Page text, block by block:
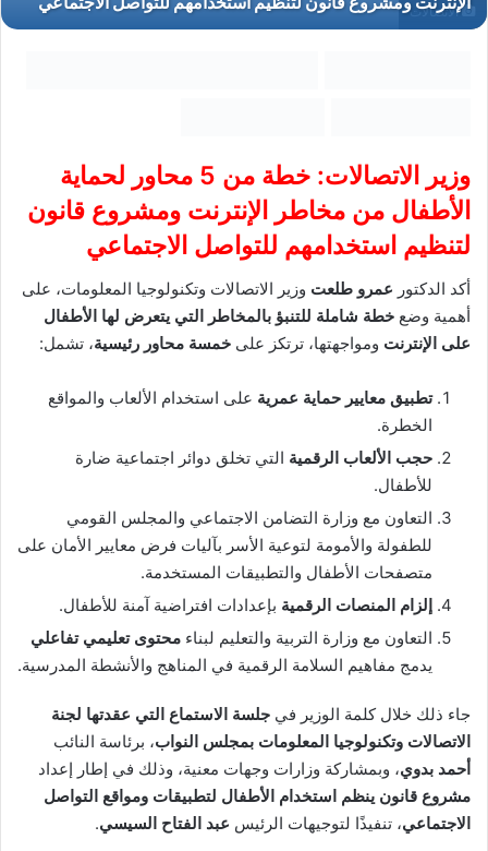
الاتصالات
وزير الاتصالات: خطة من 5 محاور لحماية
الأطفال من مخاطر الإنترنت ومشروع قانون
لتنظيم استخدامهم للتواصل الاجتماعي
أكد الدكتور عمرو طلعت وزير الاتصالات وتكنولوجيا المعلومات، على
أهمية وضع خطة شاملة للتنبؤ بالمخاطر التي يتعرض لها الأطفال
على الإنترنت ومواجهتها، ترتكز على خمسة محاور رئيسية، تشمل:
تطبيق معايير حماية عمرية على استخدام الألعاب والمواقع
الخطرة.
حجب الألعاب الرقمية التي تخلق دوائر اجتماعية ضارة
للأطفال.
التعاون مع وزارة التضامن الاجتماعي والمجلس القومي
للطفولة والأمومة لتوعية الأسر بآليات فرض معايير الأمان على
متصفحات الأطفال والتطبيقات المستخدمة.
إلزام المنصات الرقمية بإعدادات افتراضية آمنة للأطفال.
التعاون مع وزارة التربية والتعليم لبناء محتوى تعليمي تفاعلي
يدمج مفاهيم السلامة الرقمية في المناهج والأنشطة المدرسية.
جاء ذلك خلال كلمة الوزير في جلسة الاستماع التي عقدتها لجنة
الاتصالات وتكنولوجيا المعلومات بمجلس النواب، برئاسة النائب
أحمد بدوي، وبمشاركة وزارات وجهات معنية، وذلك في إطار إعداد
مشروع قانون ينظم استخدام الأطفال لتطبيقات ومواقع التواصل
الاجتماعي، تنفيذًا لتوجيهات الرئيس عبد الفتاح السيسي.